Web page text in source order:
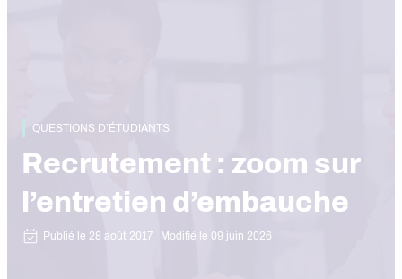
QUESTIONS D’ÉTUDIANTS
Recrutement : zoom sur
l’entretien d’embauche
Publié le 28 août 2017 Modifié le 09 juin 2026